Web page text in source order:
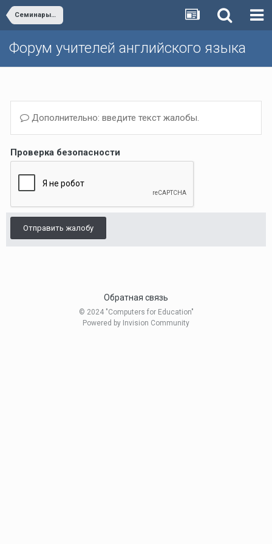
Семинары и вебинары
Форум учителей английского языка
Дополнительно: введите текст жалобы.
Проверка безопасности
Отправить жалобу
Обратная связь
© 2024 "Computers for Education"
Powered by Invision Community